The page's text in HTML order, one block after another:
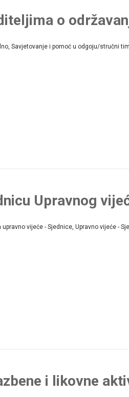
o
, Savjetovanje i pomoć u odgoju/stručni tim
Upravnog
upravno vijeće - Sjednice, Upravno vijeće -
i likovne